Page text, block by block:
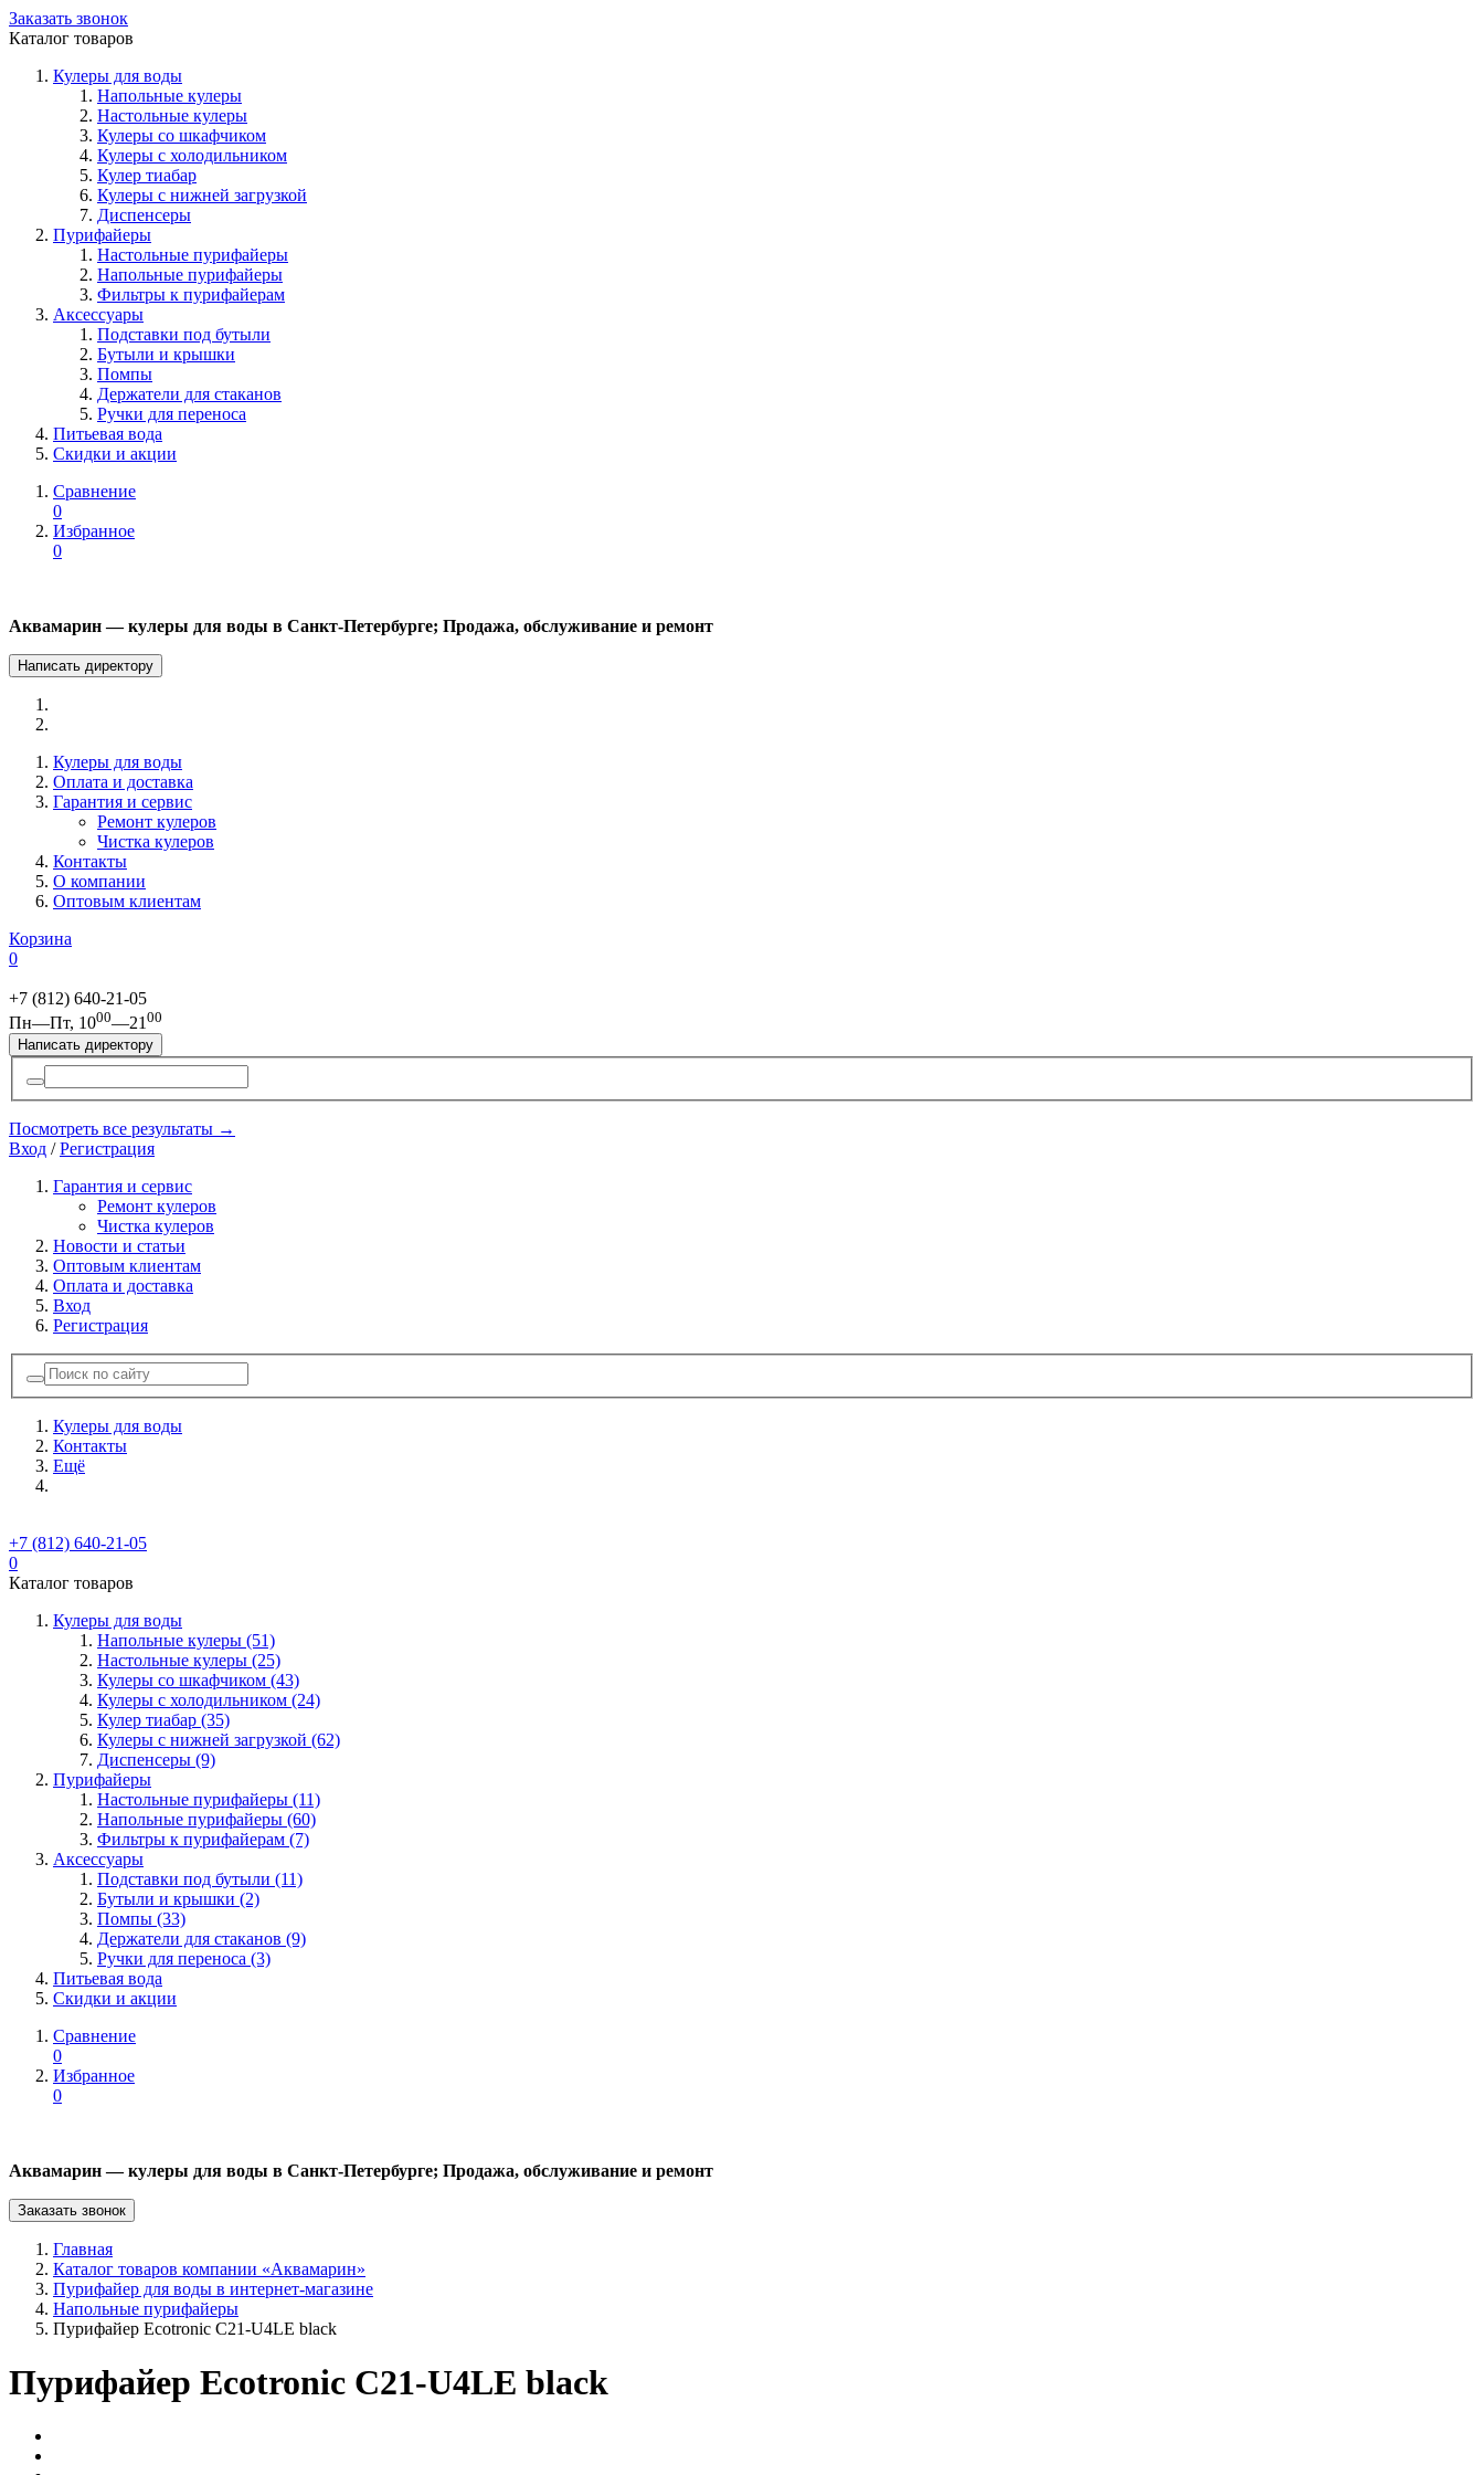
Заказать звонок
Каталог товаров
Кулеры для воды
Напольные кулеры
Настольные кулеры
Кулеры со шкафчиком
Кулеры с холодильником
Кулер тиабар
Кулеры с нижней загрузкой
Диспенсеры
Пурифайеры
Настольные пурифайеры
Напольные пурифайеры
Фильтры к пурифайерам
Аксессуары
Подставки под бутыли
Бутыли и крышки
Помпы
Держатели для стаканов
Ручки для переноса
Питьевая вода
Скидки и акции
Сравнение
0
Избранное
0
Аквамарин — кулеры для воды в Санкт-Петербурге; Продажа, обслуживание и ремонт
Написать директору
Кулеры для воды
Оплата и доставка
Гарантия и сервис
Ремонт кулеров
Чистка кулеров
Контакты
О компании
Оптовым клиентам
Корзина
0
+7 (812) 640-21-05
Пн—Пт, 1000—21 00
Написать директору
Посмотреть все результаты →
Вход /Регистрация
Гарантия и сервис
Ремонт кулеров
Чистка кулеров
Новости и статьи
Оптовым клиентам
Оплата и доставка
Вход
Регистрация
Кулеры для воды
Контакты
Ещё
+7 (812) 640-21-05
0
Каталог товаров
Кулеры для воды
Напольные кулеры (51)
Настольные кулеры (25)
Кулеры со шкафчиком (43)
Кулеры с холодильником (24)
Кулер тиабар (35)
Кулеры с нижней загрузкой (62)
Диспенсеры (9)
Пурифайеры
Настольные пурифайеры (11)
Напольные пурифайеры (60)
Фильтры к пурифайерам (7)
Аксессуары
Подставки под бутыли (11)
Бутыли и крышки (2)
Помпы (33)
Держатели для стаканов (9)
Ручки для переноса (3)
Питьевая вода
Скидки и акции
Сравнение
0
Избранное
0
Аквамарин — кулеры для воды в Санкт-Петербурге; Продажа, обслуживание и ремонт
Заказать звонок
Главная
Каталог товаров компании «Аквамарин»
Пурифайер для воды в интернет-магазине
Напольные пурифайеры
Пурифайер Ecotronic C21-U4LE black
Пурифайер Ecotronic C21-U4LE black